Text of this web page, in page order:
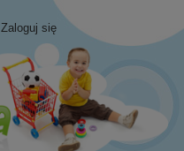
Zaloguj się